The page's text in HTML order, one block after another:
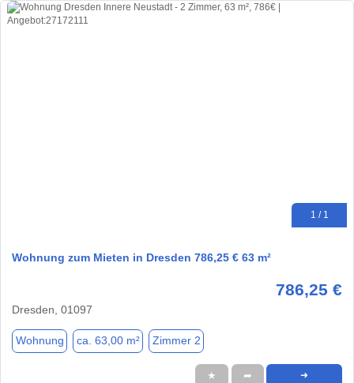
1 / 1
Wohnung zum Mieten in Dresden 786,25 € 63 m²
786,25 €
Dresden, 01097
Wohnung ca. 63,00 m² Zimmer 2
★ ➦ ➜